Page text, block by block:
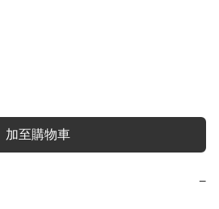
加至購物車
−